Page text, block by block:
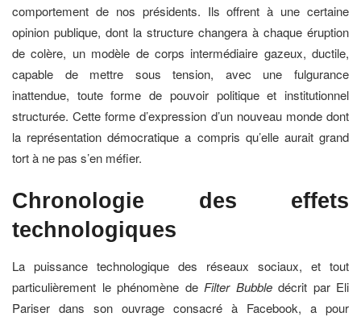
comportement de nos présidents. Ils offrent à une certaine
opinion publique, dont la structure changera à chaque éruption
de colère, un modèle de corps intermédiaire gazeux, ductile,
capable de mettre sous tension, avec une fulgurance
inattendue, toute forme de pouvoir politique et institutionnel
structurée. Cette forme d’expression d’un nouveau monde dont
la représentation démocratique a compris qu’elle aurait grand
tort à ne pas s’en méfier.
Chronologie des effets
technologiques
La puissance technologique des réseaux sociaux, et tout
particulièrement le phénomène de Filter Bubbledécrit par Eli
Pariser dans son ouvrage consacré à Facebook, a pour